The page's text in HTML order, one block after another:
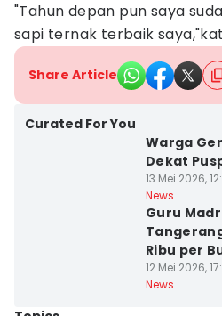
"Tahun depan pun saya
sapi ternak terbaik
Share Article
Curated For You
Warga
Dekat
13 Mei 2026,
News
Guru
Ribu per
12 Mei 2026,
News